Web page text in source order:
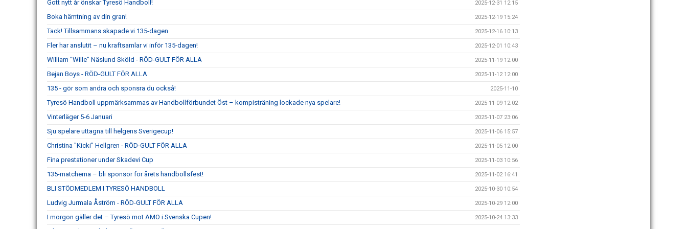
Gott nytt år önskar Tyresö Handboll! 2025-12-31 12:15
Boka hämtning av din gran! 2025-12-19 15:24
Tack! Tillsammans skapade vi 135-dagen 2025-12-16 10:13
Fler har anslutit – nu kraftsamlar vi inför 135-dagen! 2025-12-01 10:43
William "Wille" Näslund Sköld - RÖD-GULT FÖR ALLA 2025-11-19 12:00
Bejan Boys - RÖD-GULT FÖR ALLA 2025-11-12 12:00
135 - gör som andra och sponsra du också! 2025-11-10
Tyresö Handboll uppmärksammas av Handbollförbundet Öst – kompisträning lockade nya spelare! 2025-11-09 12:02
Vinterläger 5-6 Januari 2025-11-07 23:06
Sju spelare uttagna till helgens Sverigecup! 2025-11-06 15:57
Christina "Kicki" Hellgren - RÖD-GULT FÖR ALLA 2025-11-05 12:00
Fina prestationer under Skadevi Cup 2025-11-03 10:56
135-matcherna – bli sponsor för årets handbollsfest! 2025-11-02 16:41
BLI STÖDMEDLEM I TYRESÖ HANDBOLL 2025-10-30 10:54
Ludvig Jurmala Åström - RÖD-GULT FÖR ALLA 2025-10-29 12:00
I morgon gäller det – Tyresö mot AMO i Svenska Cupen! 2025-10-24 13:33